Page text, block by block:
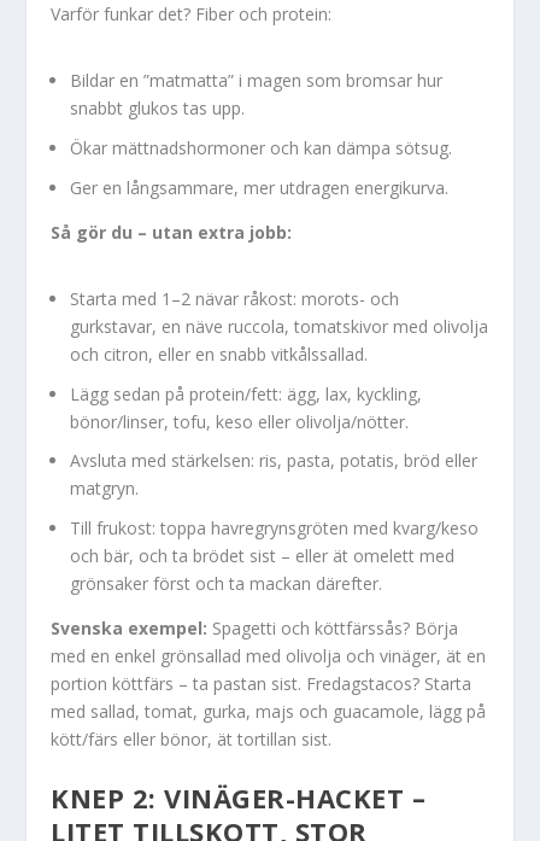
Varför funkar det? Fiber och protein:
Bildar en ”matmatta” i magen som bromsar hur
snabbt glukos tas upp.
Ökar mättnadshormoner och kan dämpa sötsug.
Ger en långsammare, mer utdragen energikurva.
Så gör du – utan extra jobb:
Starta med 1–2 nävar råkost: morots- och
gurkstavar, en näve ruccola, tomatskivor med olivolja
och citron, eller en snabb vitkålssallad.
Lägg sedan på protein/fett: ägg, lax, kyckling,
bönor/linser, tofu, keso eller olivolja/nötter.
Avsluta med stärkelsen: ris, pasta, potatis, bröd eller
matgryn.
Till frukost: toppa havregrynsgröten med kvarg/keso
och bär, och ta brödet sist – eller ät omelett med
grönsaker först och ta mackan därefter.
Svenska exempel: Spagetti och köttfärssås? Börja
med en enkel grönsallad med olivolja och vinäger, ät en
portion köttfärs – ta pastan sist. Fredagstacos? Starta
med sallad, tomat, gurka, majs och guacamole, lägg på
kött/färs eller bönor, ät tortillan sist.
KNEP 2: VINÄGER-HACKET –
LITET TILLSKOTT, STOR